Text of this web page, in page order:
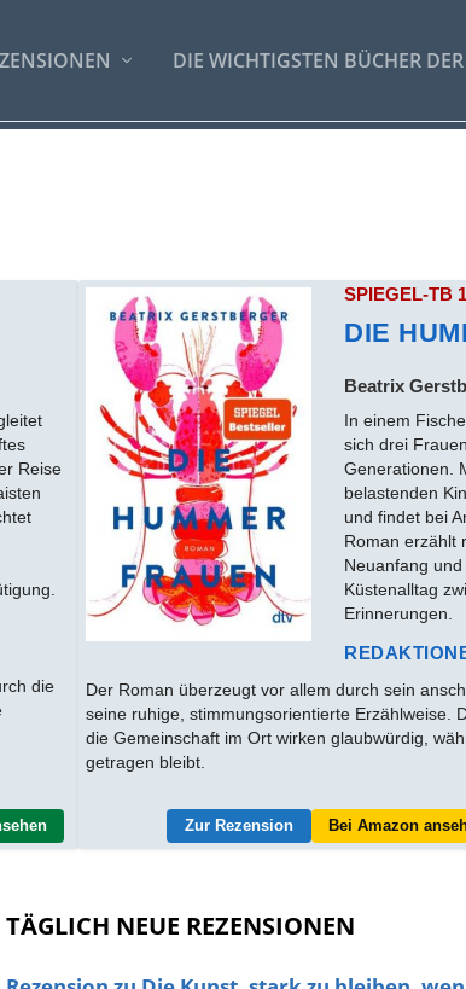
DIE WICHTIGSTEN BÜCHER
Reise
die
SPIEGEL-TB 1
DIE
Beatrix
In einem
sich drei
Generationen.
belastenden
und findet bei
Roman erzählt
Neuanfang und
Küstenalltag
Erinnerungen.
Der Roman überzeugt vor allem durch sein
seine ruhige, stimmungsorientierte Erzählweise.
die Gemeinschaft im Ort wirken glaubwürdig,
getragen bleibt.
Zur Rezension Bei Amazon
TÄGLICH NEUE REZENSIONEN